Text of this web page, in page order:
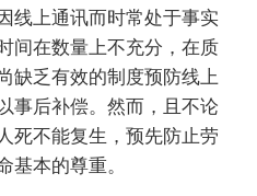
线上通讯而时常处于事实
间在数量上不充分，在质
缺乏有效的制度预防线上
事后补偿。然而，且不论
死不能复生，预先防止劳
基本的尊重。